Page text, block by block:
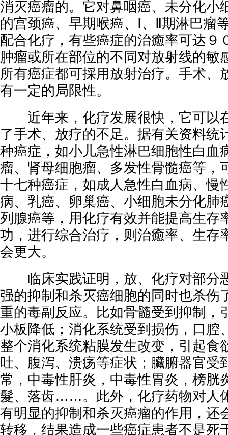
消灭癌瘤的。它对鼻咽癌、未分化小
的宫颈癌、早期喉癌、Ⅰ、Ⅱ期淋巴瘤
配合化疗，有些癌症的治癒率可达９
肿瘤或所在部位的不同对放射线的敏
所有癌症都可採用放射治疗。手术、
有一定的局限性。
近年来，化疗发展很快，它可以
了手术、放疗的不足。据有关资料统
种癌症，如小儿急性淋巴细胞性白血
瘤、肾母细胞瘤、多发性骨髓癌等，
十七种癌症，如成人急性白血病、慢
病、乳癌、卵巢癌、小细胞未分化肺
列腺癌等，用化疗有效并能提高生存
功，进行综合治疗，则治癒率、生存
会更大。
临床实践证明，放、化疗对部分
强的抑制和杀灭癌细胞的同时也杀伤
重的毒副反应。比如骨髓受到抑制，
小板降低；消化系统受到损伤，口腔
整个消化系统粘膜发生改变，引起食
吐、腹泻、溃疡等症状；臟腑器官受
常，中毒性肝炎，中毒性胃炎，榜胱
髮、落齿……。此外，化疗药物对人
有明显的抑制和杀灭癌瘤的作用，还
转移，结果造成一些癌症患者不是死